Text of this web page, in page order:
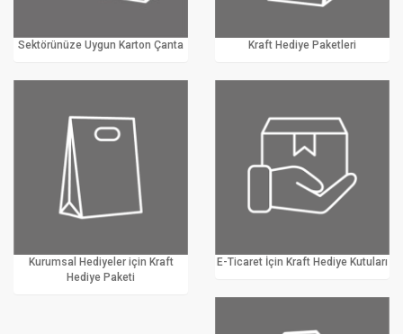
Sektörünüze Uygun Karton Çanta Kraft Hediye Paketleri
Kurumsal Hediyeler için Kraft
Hediye Paketi
E-Ticaret İçin Kraft Hediye Kutuları